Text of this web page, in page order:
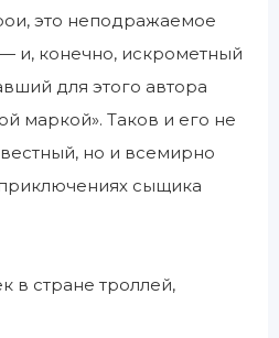
это неподражаемое
и, конечно, искрометный
для этого автора
маркой». Таков и его не
но и всемирно
сыщика
в стране троллей,